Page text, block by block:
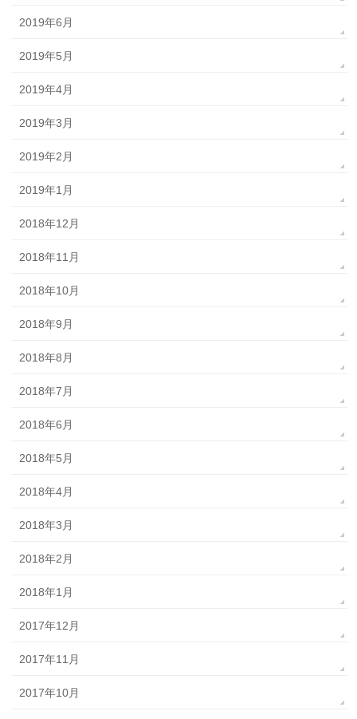
2019年6月
2019年5月
2019年4月
2019年3月
2019年2月
2019年1月
2018年12月
2018年11月
2018年10月
2018年9月
2018年8月
2018年7月
2018年6月
2018年5月
2018年4月
2018年3月
2018年2月
2018年1月
2017年12月
2017年11月
2017年10月